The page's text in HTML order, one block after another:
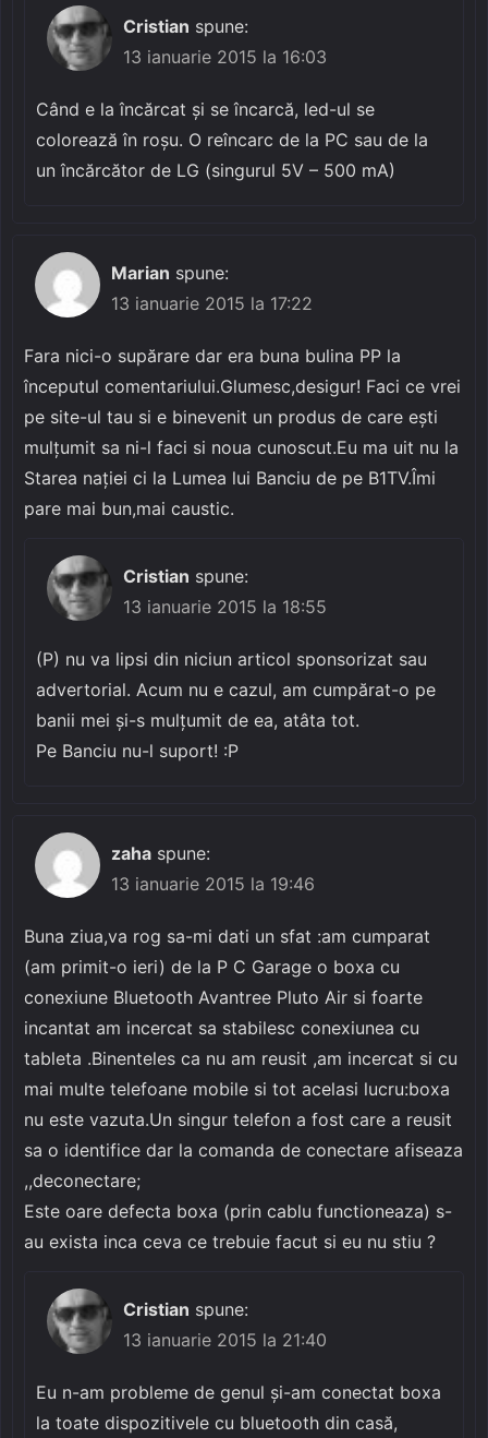
Cristian spune:
13 ianuarie 2015 la 16:03
Când e la încărcat și se încarcă, led-ul se
colorează în roșu. O reîncarc de la PC sau de la
un încărcător de LG (singurul 5V – 500 mA)
Marian spune:
13 ianuarie 2015 la 17:22
Fara nici-o supărare dar era buna bulina PP la
începutul comentariului.Glumesc,desigur! Faci ce vrei
pe site-ul tau si e binevenit un produs de care ești
mulțumit sa ni-l faci si noua cunoscut.Eu ma uit nu la
Starea nației ci la Lumea lui Banciu de pe B1TV.Îmi
pare mai bun,mai caustic.
Cristian spune:
13 ianuarie 2015 la 18:55
(P) nu va lipsi din niciun articol sponsorizat sau
advertorial. Acum nu e cazul, am cumpărat-o pe
banii mei și-s mulțumit de ea, atâta tot.
Pe Banciu nu-l suport! :P
zaha spune:
13 ianuarie 2015 la 19:46
Buna ziua,va rog sa-mi dati un sfat :am cumparat
(am primit-o ieri) de la P C Garage o boxa cu
conexiune Bluetooth Avantree Pluto Air si foarte
incantat am incercat sa stabilesc conexiunea cu
tableta .Binenteles ca nu am reusit ,am incercat si cu
mai multe telefoane mobile si tot acelasi lucru:boxa
nu este vazuta.Un singur telefon a fost care a reusit
sa o identifice dar la comanda de conectare afiseaza
,,deconectare;
Este oare defecta boxa (prin cablu functioneaza) s-
au exista inca ceva ce trebuie facut si eu nu stiu ?
Cristian spune:
13 ianuarie 2015 la 21:40
Eu n-am probleme de genul și-am conectat boxa
la toate dispozitivele cu bluetooth din casă,